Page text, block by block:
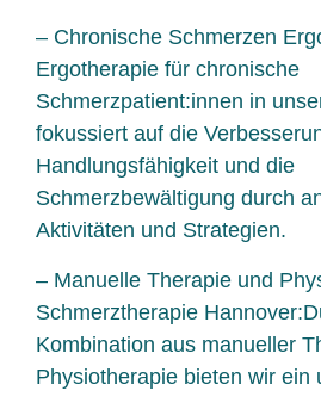
– Chronische Schmerzen
Ergotherapie für chronische
Schmerzpatient:innen in
fokussiert auf die
Handlungsfähigkeit und die
Schmerzbewältigung durch
Aktivitäten und Strategien.
– Manuelle Therapie und
Schmerztherapie
Kombination aus manueller
Physiotherapie bieten wir ein